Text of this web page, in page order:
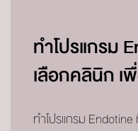
ทำโปรแกรม
เลือกคลินิก เ
ทำโปรแกรม